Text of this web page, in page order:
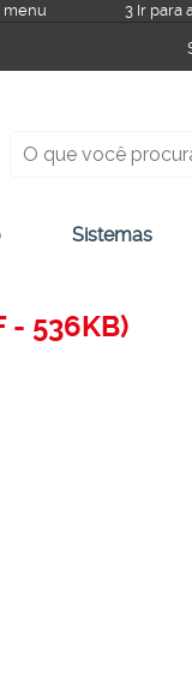
menu 3 Ir para
Pesquisar
Sistemas
- 536KB)